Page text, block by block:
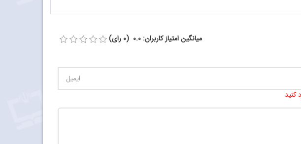
میانگین امتیاز کاربران: 0.0 (0 رای)
کنید